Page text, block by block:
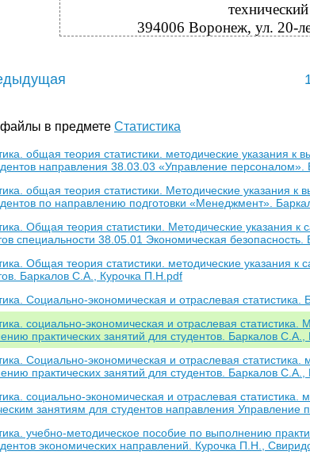
394006 Воронеж, ул. 20-
в предмете Статистика
общая теория статистики. методические указания к
направления 38.03.03 «Управление
общая теория статистики. Методические указания к
по направлению подготовки «Менеджмент».
Общая теория статистики. Методические указания к
специальности 38.05.01 Экономическая
Общая теория статистики. методические указания к
Баркалов С.А., Курочка П.Н.pdf
Социально-экономическая и отраслевая
социально-экономическая и отраслевая статистика.
практических занятий для студентов. Баркалов
Социально-экономическая и отраслевая статистика.
практических занятий для студентов. Баркалов
социально-экономическая и отраслевая статистика.
занятиям для студентов направления
учебно-методическое пособие по выполнению
экономических направлений. Курочка П.Н.,